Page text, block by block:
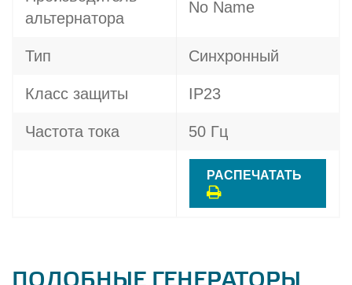
альтернатора
No Name
Тип Синхронный
Класс защиты IP23
Частота тока 50 Гц
РАСПЕЧАТАТЬ